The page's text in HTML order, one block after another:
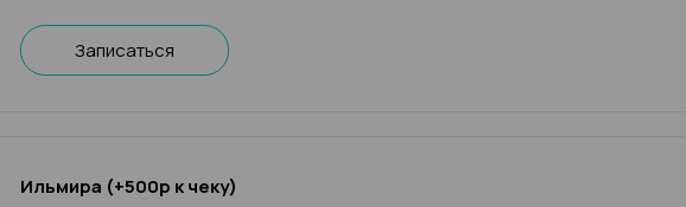
Записаться
Ильмира (+500р к чеку)